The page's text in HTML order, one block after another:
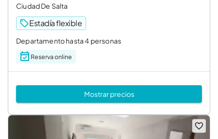
Ciudad De Salta
Estadía flexible
Departamento hasta 4 personas
Reserva online
Mostrar precios